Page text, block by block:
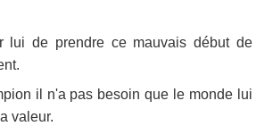
lui de prendre ce mauvais début de
il n'a pas besoin que le monde lui
valeur.